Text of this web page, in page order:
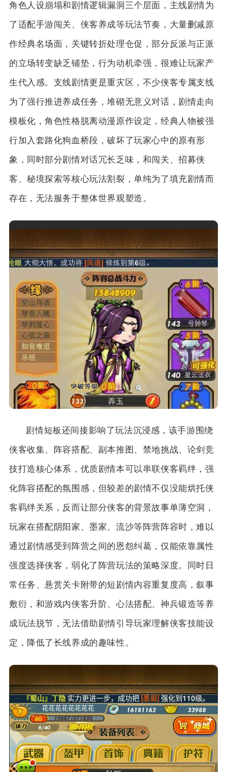
角色人设崩塌和剧情逻辑漏洞三个层面，主线剧情为
了适配手游闯关、侠客养成等玩法节奏，大量删减原
作经典名场面，关键转折处理仓促，部分反派与正派
的立场转变缺乏铺垫，行为动机牵强，很难让玩家产
生代入感。支线剧情更是重灾区，不少侠客专属支线
为了强行推进养成任务，堆砌无意义对话，剧情走向
模板化，角色性格脱离动漫原作设定，经典人物被强
行加入套路化狗血桥段，破坏了玩家心中的原有形
象，同时部分剧情对话冗长乏味，和闯关、招募侠
客、秘境探索等核心玩法割裂，单纯为了填充剧情而
存在，无法服务于整体世界观塑造。
剧情短板还间接影响了玩法沉浸感，该手游围绕
侠客收集、阵容搭配、副本推图、禁地挑战、论剑竞
技打造核心体系，优质剧情本可以串联侠客羁绊，强
化阵容搭配的氛围感，但较差的剧情不仅没能烘托侠
客羁绊关系，反而让部分侠客的背景故事单薄空洞，
玩家在搭配阴阳家、墨家、流沙等阵营阵容时，难以
通过剧情感受到阵营之间的恩怨纠葛，仅能依靠属性
强度选择侠客，弱化了阵营玩法的策略深度。同时日
常任务、悬赏关卡附带的短剧情内容重复度高，叙事
敷衍，和游戏内侠客升阶、心法搭配、神兵锻造等养
成玩法脱节，无法借助剧情引导玩家理解侠客技能设
定，降低了长线养成的趣味性。